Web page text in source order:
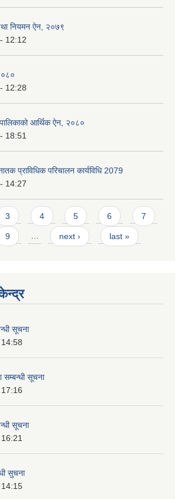
नियमन ऐन, २०७९
12:12
12:28
आर्थिक ऐन, २०८०
18:51
प्राविधिक परिचालन कार्यविधि 2079
14:27
3 4 5 6 7
9 … next › last »
सूचना
सूचना
सूचना
सुचना